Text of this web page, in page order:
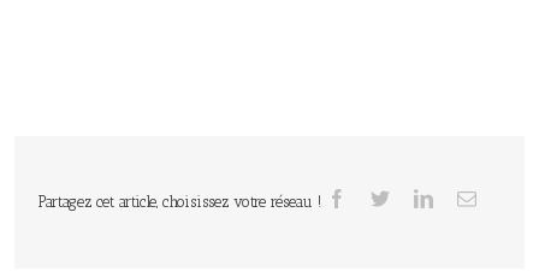
Partagez cet article, choisissez votre réseau !